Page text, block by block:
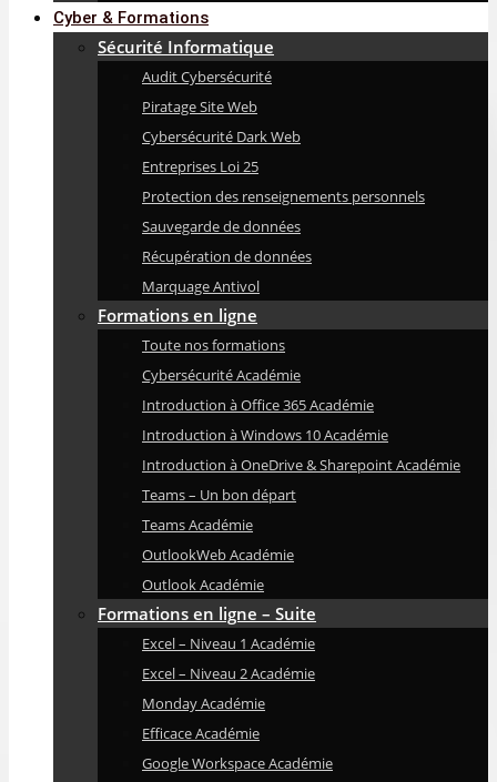
Cyber & Formations
Sécurité Informatique
Audit Cybersécurité
Piratage Site Web
Cybersécurité Dark Web
Entreprises Loi 25
Protection des renseignements personnels
Sauvegarde de données
Récupération de données
Marquage Antivol
Formations en ligne
Toute nos formations
Cybersécurité Académie
Introduction à Office 365 Académie
Introduction à Windows 10 Académie
Introduction à OneDrive & Sharepoint Académie
Teams – Un bon départ
Teams Académie
OutlookWeb Académie
Outlook Académie
Formations en ligne – Suite
Excel – Niveau 1 Académie
Excel – Niveau 2 Académie
Monday Académie
Efficace Académie
Google Workspace Académie